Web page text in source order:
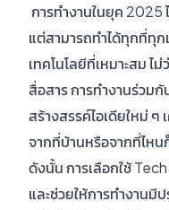
การทำงานในยุค 2025
แต่สามารถทำได้ทุกที่ทุก
เทคโนโลยีที่เหมาะสม ไ
สื่อสาร การทำงานร่วมกั
สร้างสรรค์ไอเดียใหม่ ๆ
จากที่บ้านหรือจากที่ไห
ดังนั้น การเลือกใช้
และช่วยให้การทำงานมี